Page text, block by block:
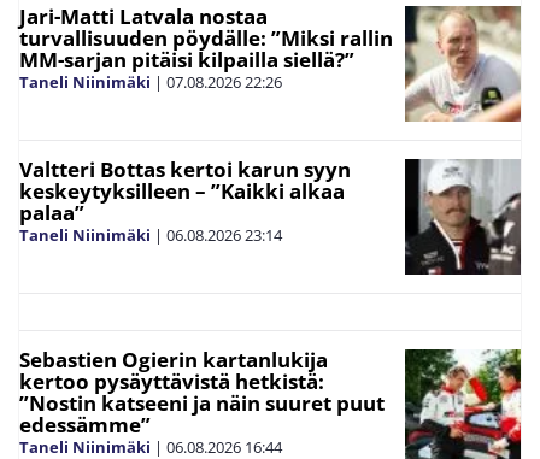
Jari-Matti Latvala nostaa
turvallisuuden pöydälle: ”Miksi rallin
MM-sarjan pitäisi kilpailla siellä?”
Taneli Niinimäki | 07.08.202622:26
Valtteri Bottas kertoi karun syyn
keskeytyksilleen – ”Kaikki alkaa
palaa”
Taneli Niinimäki | 06.08.202623:14
Sebastien Ogierin kartanlukija
kertoo pysäyttävistä hetkistä:
”Nostin katseeni ja näin suuret puut
edessämme”
Taneli Niinimäki | 06.08.2026 16:44